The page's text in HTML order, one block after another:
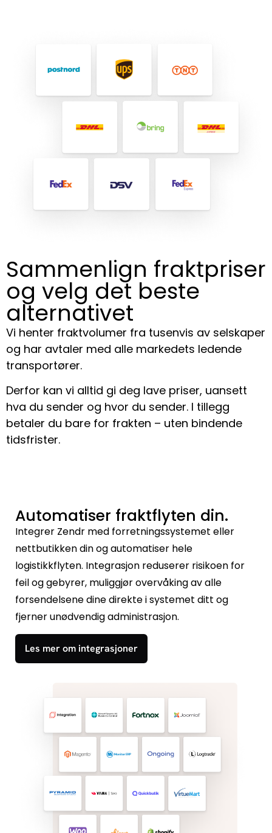
Sammenlign fraktpriser
og velg det beste
alternativet
Vi henter fraktvolumer fra tusenvis av selskaper
og har avtaler med alle markedets ledende
transportører.
Derfor kan vi alltid gi deg lave priser, uansett
hva du sender og hvor du sender. I tillegg
betaler du bare for frakten – uten bindende
tidsfrister.
Automatiser fraktflyten din.
Integrer Zendr med forretningssystemet eller
nettbutikken din og automatiser hele
logistikkflyten. Integrasjon reduserer risikoen for
feil og gebyrer, muliggjør overvåking av alle
forsendelsene dine direkte i systemet ditt og
fjerner unødvendig administrasjon.
Les mer om integrasjoner